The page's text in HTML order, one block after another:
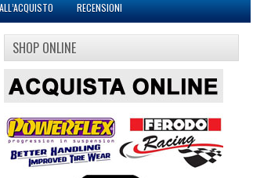
RECENSIONI
SHOP ONLINE